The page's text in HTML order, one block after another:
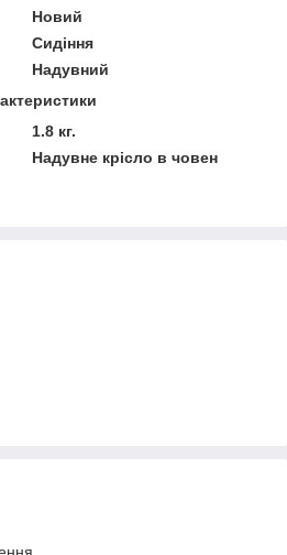
Новий
Сидіння
Надувний
1.8 кг.
Надувне крісло в човен